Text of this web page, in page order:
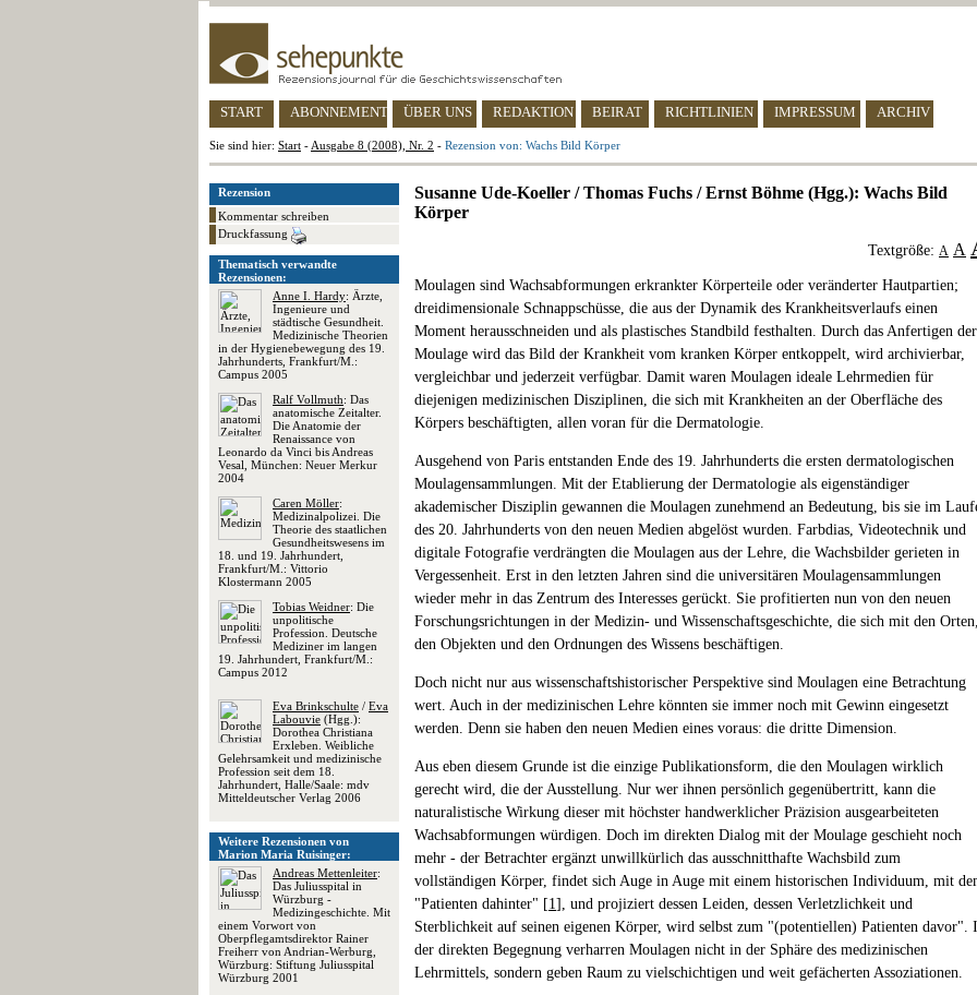
START ABONNEMENT ÜBER UNS REDAKTION BEIRAT RICHTLINIEN IMPRESSUM ARCHIV
Sie sind hier: Start - Ausgabe 8 (2008), Nr. 2 - Rezension von: Wachs Bild Körper
Rezension
Kommentar schreiben
Druckfassung
Thematisch verwandte
Rezensionen:
Anne I. Hardy: Ärzte,
Ingenieure und
städtische Gesundheit.
Medizinische Theorien
in der Hygienebewegung des 19.
Jahrhunderts, Frankfurt/M.:
Campus 2005
Ralf Vollmuth: Das
anatomische Zeitalter.
Die Anatomie der
Renaissance von
Leonardo da Vinci bis Andreas
Vesal, München: Neuer Merkur
2004
Caren Möller:
Medizinalpolizei. Die
Theorie des staatlichen
Gesundheitswesens im
18. und 19. Jahrhundert,
Frankfurt/M.: Vittorio
Klostermann 2005
Tobias Weidner: Die
unpolitische
Profession. Deutsche
Mediziner im langen
19. Jahrhundert, Frankfurt/M.:
Campus 2012
Eva Brinkschulte / Eva
Labouvie (Hgg.):
Dorothea Christiana
Erxleben. Weibliche
Gelehrsamkeit und medizinische
Profession seit dem 18.
Jahrhundert, Halle/Saale: mdv
Mitteldeutscher Verlag 2006
Weitere Rezensionen von
Marion Maria Ruisinger:
Andreas Mettenleiter:
Das Juliusspital in
Würzburg -
Medizingeschichte. Mit
einem Vorwort von
Oberpflegamtsdirektor Rainer
Freiherr von Andrian-Werburg,
Würzburg: Stiftung Juliusspital
Würzburg 2001
Susanne Ude-Koeller / Thomas Fuchs / Ernst Böhme (Hgg.): Wachs Bild
Körper
Textgröße: A A
Moulagen sind Wachsabformungen erkrankter Körperteile oder veränderter Hautpartien;
dreidimensionale Schnappschüsse, die aus der Dynamik des Krankheitsverlaufs einen
Moment herausschneiden und als plastisches Standbild festhalten. Durch das Anfertigen der
Moulage wird das Bild der Krankheit vom kranken Körper entkoppelt, wird archivierbar,
vergleichbar und jederzeit verfügbar. Damit waren Moulagen ideale Lehrmedien für
diejenigen medizinischen Disziplinen, die sich mit Krankheiten an der Oberfläche des
Körpers beschäftigten, allen voran für die Dermatologie.
Ausgehend von Paris entstanden Ende des 19. Jahrhunderts die ersten dermatologischen
Moulagensammlungen. Mit der Etablierung der Dermatologie als eigenständiger
akademischer Disziplin gewannen die Moulagen zunehmend an Bedeutung, bis sie im
des 20. Jahrhunderts von den neuen Medien abgelöst wurden. Farbdias, Videotechnik und
digitale Fotografie verdrängten die Moulagen aus der Lehre, die Wachsbilder gerieten in
Vergessenheit. Erst in den letzten Jahren sind die universitären Moulagensammlungen
wieder mehr in das Zentrum des Interesses gerückt. Sie profitierten nun von den neuen
Forschungsrichtungen in der Medizin- und Wissenschaftsgeschichte, die sich mit den Orten,
den Objekten und den Ordnungen des Wissens beschäftigen.
Doch nicht nur aus wissenschaftshistorischer Perspektive sind Moulagen eine Betrachtung
wert. Auch in der medizinischen Lehre könnten sie immer noch mit Gewinn eingesetzt
werden. Denn sie haben den neuen Medien eines voraus: die dritte Dimension.
Aus eben diesem Grunde ist die einzige Publikationsform, die den Moulagen wirklich
gerecht wird, die der Ausstellung. Nur wer ihnen persönlich gegenübertritt, kann die
naturalistische Wirkung dieser mit höchster handwerklicher Präzision ausgearbeiteten
Wachsabformungen würdigen. Doch im direkten Dialog mit der Moulage geschieht noch
mehr - der Betrachter ergänzt unwillkürlich das ausschnitthafte Wachsbild zum
vollständigen Körper, findet sich Auge in Auge mit einem historischen Individuum, mit
"Patienten dahinter" [1], und projiziert dessen Leiden, dessen Verletzlichkeit und
Sterblichkeit auf seinen eigenen Körper, wird selbst zum "(potentiellen) Patienten davor".
der direkten Begegnung verharren Moulagen nicht in der Sphäre des medizinischen
Lehrmittels, sondern geben Raum zu vielschichtigen und weit gefächerten Assoziationen.